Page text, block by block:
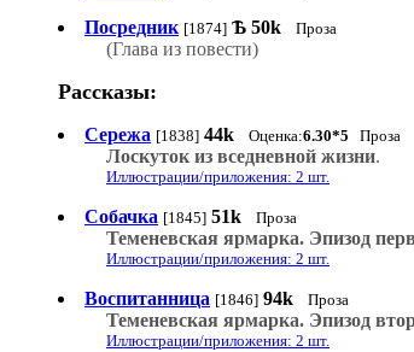
Посредник [1874] Ѣ 50k Проза
(Глава из повести)
Рассказы:
Сережа [1838] 44k Оценка:6.30*5 Проза
Лоскуток из вседневной жизни.
Иллюстрации/приложения: 2 шт.
Собачка [1845] 51k Проза
Теменевская ярмарка. Эпизод
Иллюстрации/приложения: 2 шт.
Воспитанница [1846] 94k Проза
Теменевская ярмарка. Эпизод
Иллюстрации/приложения: 2 шт.